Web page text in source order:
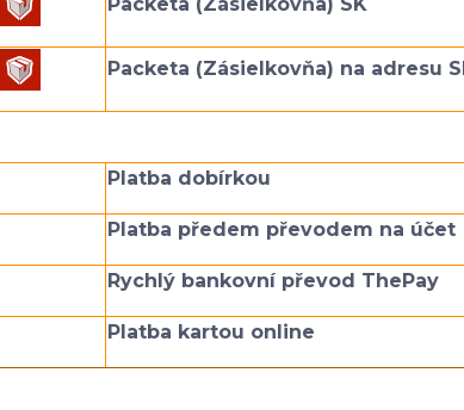
Packeta (Zásielkovňa) na adresu
Platba dobírkou
Platba předem převodem na účet
Rychlý bankovní převod ThePay
Platba kartou online